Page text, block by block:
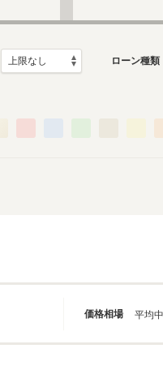
ローン種類
価格相場 平均